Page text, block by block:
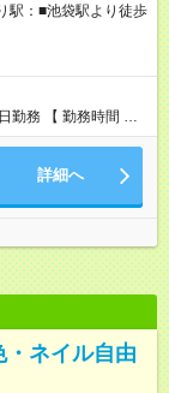
駅：■池袋駅より徒歩
時間 】
残業ほとんどありま
詳細へ
ネイル自由